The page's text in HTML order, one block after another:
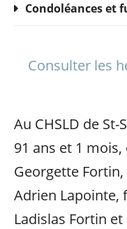
Condoléances et
Consulter les
Au CHSLD de St-
91 ans et 1
Georgette
Adrien Lapointe,
Ladislas Fortin